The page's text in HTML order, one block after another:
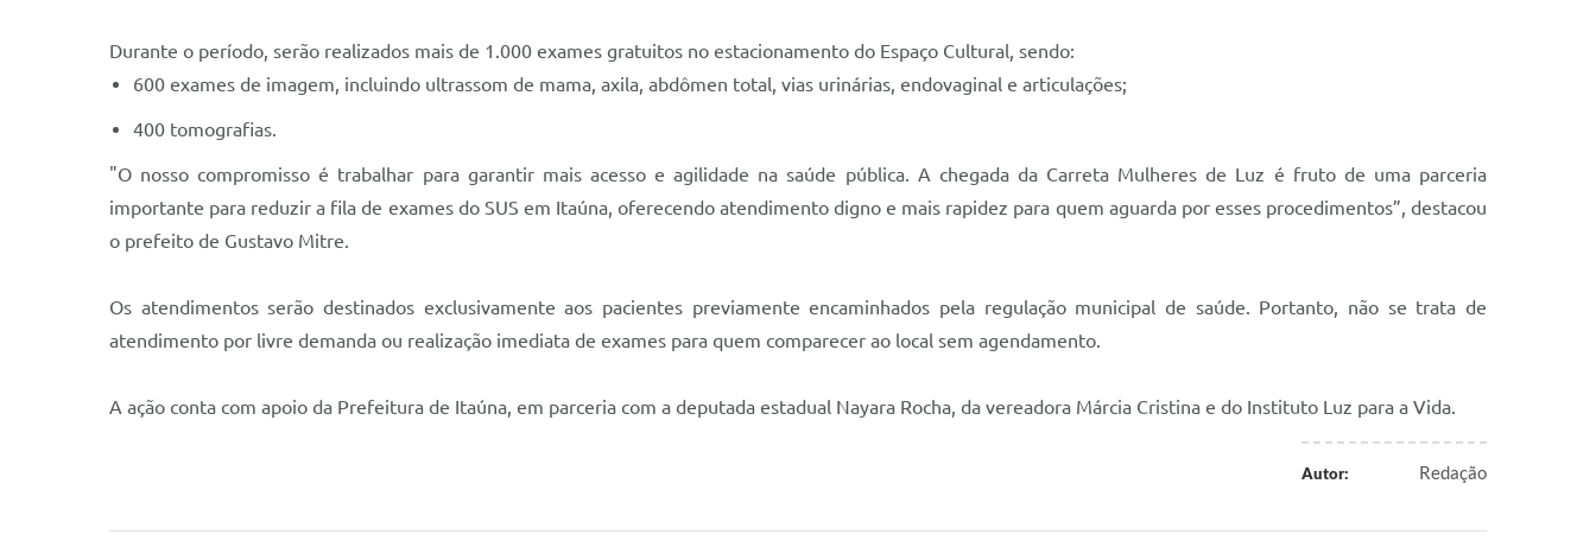
Durante o período, serão realizados mais de 1.000 exames gratuitos no estacionamento do Espaço Cultural, sendo:
600 exames de imagem, incluindo ultrassom de mama, axila, abdômen total, vias urinárias, endovaginal e articulações;
400 tomografias.
"O nosso compromisso é trabalhar para garantir mais acesso e agilidade na saúde pública. A chegada da Carreta Mulheres de Luz é fruto de uma parceria
importante para reduzir a fila de exames do SUS em Itaúna, oferecendo atendimento digno e mais rapidez para quem aguarda por esses procedimentos”, destacou
o prefeito de Gustavo Mitre.
Os atendimentos serão destinados exclusivamente aos pacientes previamente encaminhados pela regulação municipal de saúde. Portanto, não se trata de
atendimento por livre demanda ou realização imediata de exames para quem comparecer ao local sem agendamento.
A ação conta com apoio da Prefeitura de Itaúna, em parceria com a deputada estadual Nayara Rocha, da vereadora Márcia Cristina e do Instituto Luz para a Vida.
Autor: Redação